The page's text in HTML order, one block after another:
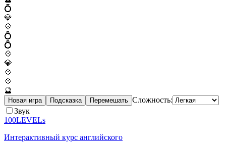
💍
💎
💠
💍
💍
💠
💎
💠
💠
🔮
Новая игра Подсказка Перемешать Сложность:
Звук
100LEVELs
Интерактивный курс английского